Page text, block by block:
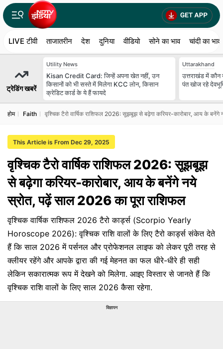
LIVE टीवी ताजातरीन देश दुनिया वीडियो सोने का भाव चांदी का भाव
ट्रेडिंग खबरें
Utility News
Kisan Credit Card: जिन्‍हें अपना खेत नहीं, उन
किसानों को भी सस्‍ते में मिलेगा KCC लोन, किसान
क्रेडिट कार्ड के ये हैं फायदे
Uttarakhand
उत्तराखंड में
पंत खोज रहे
होम Faith वृश्चिक टैरो वार्षिक राशिफल 2026: सूझबूझ से बढ़ेगा करियर-कारोबार, आय के
This Article is From Dec 29, 2025
वृश्चिक टैरो वार्षिक राशिफल 2026: सूझबूझ
से बढ़ेगा करियर-कारोबार, आय के बनेंगे नये
स्रोत, पढ़ें साल 2026 का पूरा राशिफल
वृश्चिक वार्षिक राशिफल 2026 टैरो कार्ड्स (Scorpio Yearly
Horoscope 2026): वृश्चिक राशि वालों के लिए टैरो कार्ड्स संकेत देते
हैं कि साल 2026 में पर्सनल और प्रोफेशनल लाइफ को लेकर पूरी तरह से
क्लीयर रहेंगे और आपके द्वारा की गई मेहनत का फल धीरे-धीरे ही सही
लेकिन सकारात्मक रूप में देखने को मिलेगा. आइए विस्तार से जानते हैं कि
वृश्चिक राशि वालों के लिए साल 2026 कैसा रहेगा.
विज्ञापन